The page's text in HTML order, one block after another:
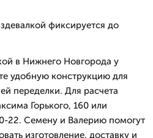
фиксируется до
в Нижнего Новгорода у
удобную конструкцию для
переделки. Для расчета
Горького, 160 или
22. Семену и Валерию помогут
изготовление, доставку и